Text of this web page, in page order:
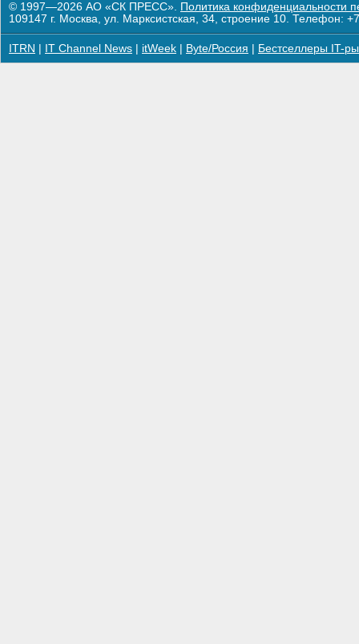
© 1997—2026 АО «СК ПРЕСС». Политика конфиденциальности
109147 г. Москва, ул. Марксистская, 34, строение 10. Телефон:
ITRN IT Channel News itWeek Byte/Россия Бестселлеры IT-